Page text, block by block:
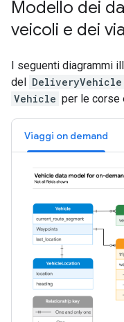
Modello dei
veicoli e dei
I seguenti diagrammi
del DeliveryVehicle
Vehicle per le corse
Viaggi on demand